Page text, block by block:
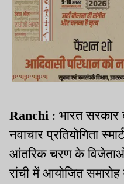
Ranchi : भारत सरकार
नवाचार प्रतियोगिता
आंतरिक चरण के
रांची में आयोजित